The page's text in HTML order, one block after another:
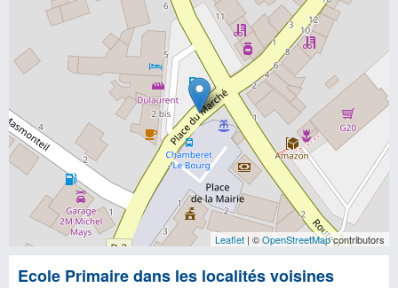
Leaflet | ©OpenStreetMapcontributors
Ecole Primaire dans les localités voisines